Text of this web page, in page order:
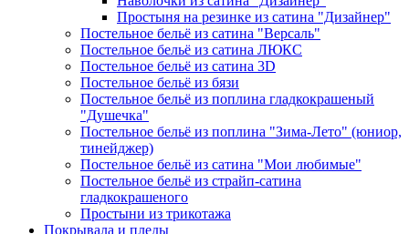
Простыня на резинке из сатина "Дизайнер"
Постельное бельё из сатина "Версаль"
Постельное бельё из сатина ЛЮКС
Постельное бельё из сатина 3D
Постельное бельё из бязи
Постельное бельё из поплина гладкокрашеный
"Душечка"
Постельное бельё из поплина "Зима-Лето" (юниор,
тинейджер)
Постельное бельё из сатина "Мои любимые"
Постельное бельё из страйп-сатина
гладкокрашеного
Простыни из трикотажа
Покрывала и пледы